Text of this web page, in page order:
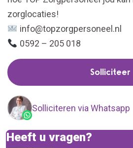
zorglocaties!
info@topzorgpersoneel.nl
0592 – 205 018
Solliciteer
Solliciteren via Whatsapp
Heeft u vragen?